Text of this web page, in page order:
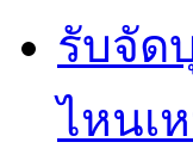
รับจัด
ไหนเ